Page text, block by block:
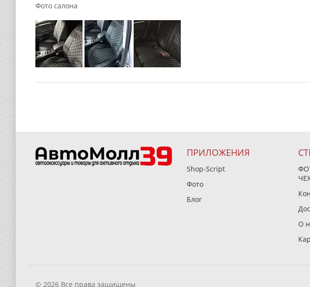
Фото салона
ПРИЛОЖЕНИЯ
Shop-Script
Фото
Блог
О
© 2026 Все права защищены